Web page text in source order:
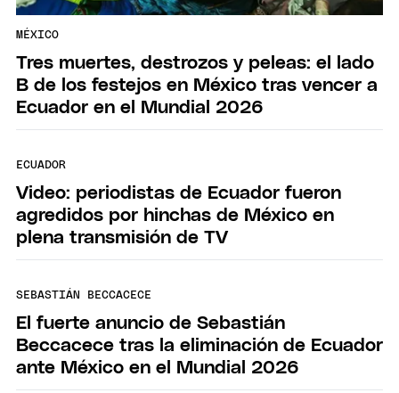
MÉXICO
Tres muertes, destrozos y peleas: el lado
B de los festejos en México tras vencer a
Ecuador en el Mundial 2026
ECUADOR
Video: periodistas de Ecuador fueron
agredidos por hinchas de México en
plena transmisión de TV
SEBASTIÁN BECCACECE
El fuerte anuncio de Sebastián
Beccacece tras la eliminación de Ecuador
ante México en el Mundial 2026